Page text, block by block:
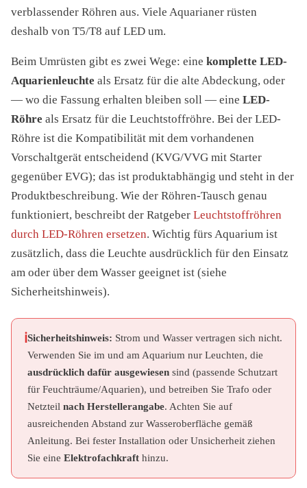
verblassender Röhren aus. Viele Aquarianer rüsten
deshalb von T5/T8 auf LED um.
Beim Umrüsten gibt es zwei Wege: eine komplette LED-
Aquarienleuchte als Ersatz für die alte Abdeckung, oder
— wo die Fassung erhalten bleiben soll — eine LED-
Röhre als Ersatz für die Leuchtstoffröhre. Bei der LED-
Röhre ist die Kompatibilität mit dem vorhandenen
Vorschaltgerät entscheidend (KVG/VVG mit Starter
gegenüber EVG); das ist produktabhängig und steht in der
Produktbeschreibung. Wie der Röhren-Tausch genau
funktioniert, beschreibt der Ratgeber Leuchtstoffröhren
durch LED-Röhren ersetzen. Wichtig fürs Aquarium ist
zusätzlich, dass die Leuchte ausdrücklich für den Einsatz
am oder über dem Wasser geeignet ist (siehe
Sicherheitshinweis).
Sicherheitshinweis: Strom und Wasser vertragen sich nicht.
Verwenden Sie im und am Aquarium nur Leuchten, die
ausdrücklich dafür ausgewiesen sind (passende Schutzart
für Feuchträume/Aquarien), und betreiben Sie Trafo oder
Netzteil nach Herstellerangabe. Achten Sie auf
ausreichenden Abstand zur Wasseroberfläche gemäß
Anleitung. Bei fester Installation oder Unsicherheit ziehen
Sie eine Elektrofachkraft hinzu.